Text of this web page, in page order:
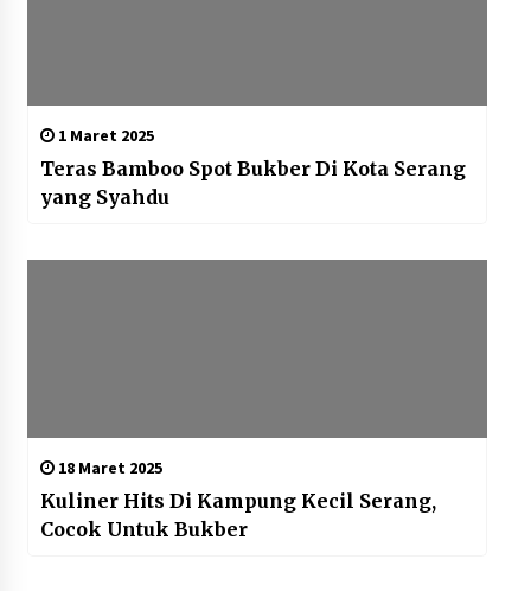
1 Maret 2025
Teras Bamboo Spot Bukber Di Kota Serang
yang Syahdu
18 Maret 2025
Kuliner Hits Di Kampung Kecil Serang,
Cocok Untuk Bukber